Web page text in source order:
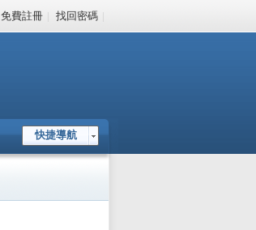
免費註冊 | 找回密碼 |
快捷導航